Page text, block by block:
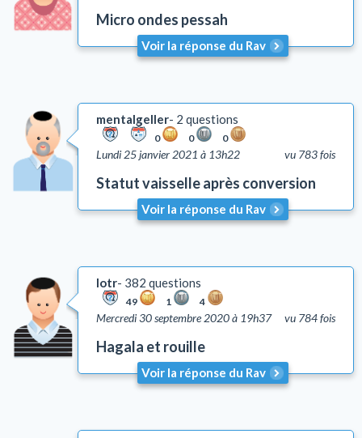
Comportement
Honorer ses parents (Kiboud Av Vaèm)
Tsniout (lois de pudeur)
Yh'oud (l'isolement)
Questions liées aux problèmes d'argent
Coutumes
Autre
Lois et coutumes de la circoncision
Micro ondes pessah
Voir la réponse du Rav
mentalgeller 2 questions
0 0 0
vu 783 fois
Lundi 25 janvier 2021 à 13h22
Statut vaisselle après conversion
Voir la réponse du Rav
lotr 382 questions
49 1 4
vu 784 fois
Mercredi 30 septembre 2020 à 19h37
Hagala et rouille
Voir la réponse du Rav